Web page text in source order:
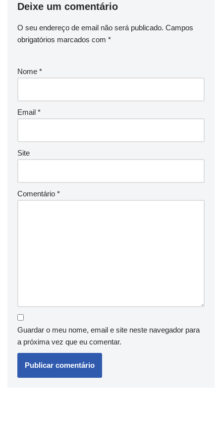
Deixe um comentário
O seu endereço de email não será publicado. Campos
obrigatórios marcados com *
Nome *
Email *
Site
Comentário *
Guardar o meu nome, email e site neste navegador para
a próxima vez que eu comentar.